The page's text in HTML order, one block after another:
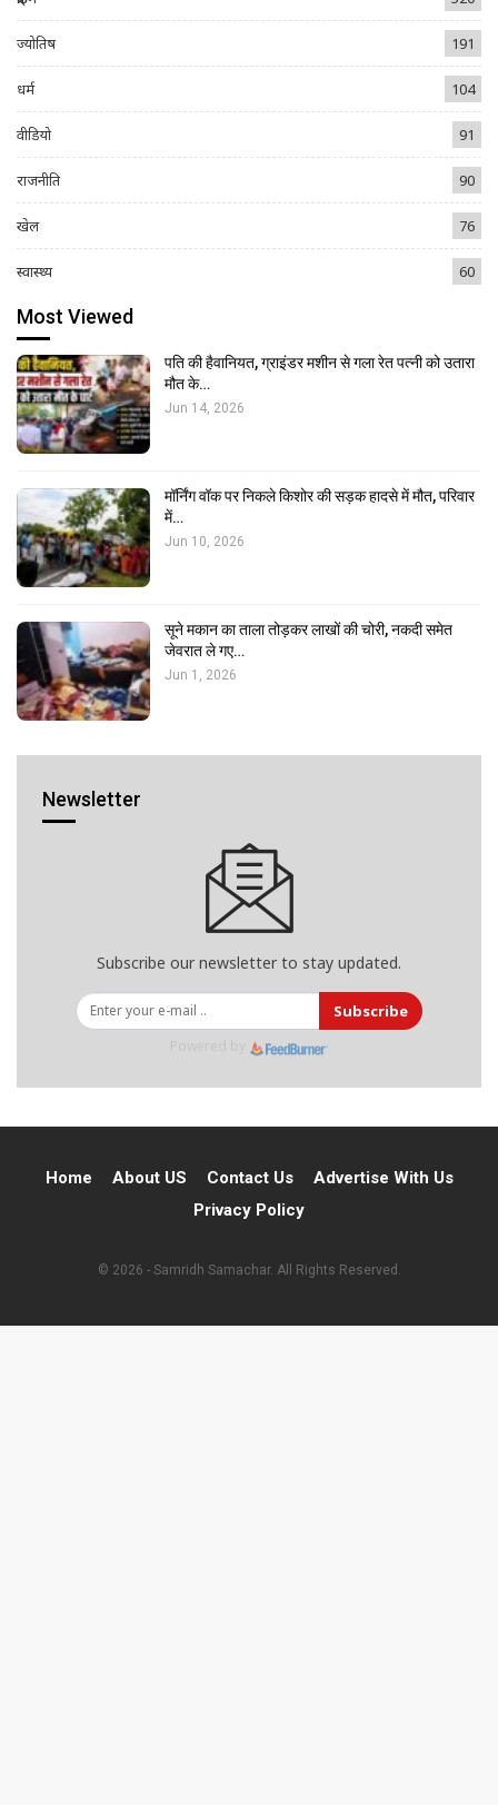
ज्योतिष 191
धर्म 104
वीडियो 91
राजनीति 90
खेल 76
स्वास्थ्य 60
Most Viewed
पति की हैवानियत, ग्राइंडर मशीन से गला रेत पत्नी को उतारा
मौत के…
Jun 14, 2026
मॉर्निंग वॉक पर निकले किशोर की सड़क हादसे में मौत, परिवार
में…
Jun 10, 2026
सूने मकान का ताला तोड़कर लाखों की चोरी, नकदी समेत
जेवरात ले गए…
Jun 1, 2026
Newsletter
Subscribe our newsletter to stay updated.
Subscribe
Home About US Contact Us
Advertise With Us
Privacy Policy
© 2026 - Samridh Samachar. All Rights Reserved.